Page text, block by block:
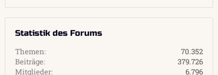
Statistik des Forums
Themen
70.352
Beiträge
379.726
Mitglieder
6.796